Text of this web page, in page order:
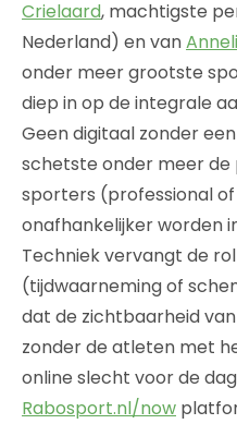
Crielaard, machtigste
Nederland) en van
onder meer grootste
diep in op de integrale
Geen digitaal zonder
schetste onder meer
sporters (professional
onafhankelijker worden
Techniek vervangt de
(tijdwaarneming of
dat de zichtbaarheid
zonder de atleten met
online slecht voor de
Rabosport.nl/now